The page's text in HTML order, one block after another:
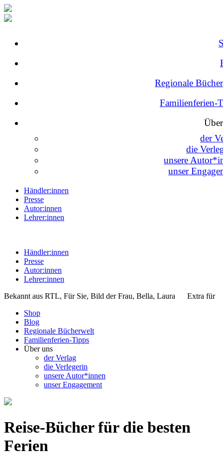
Regionale
Familienferien-
der
die
unsere
unser
Händler:innen
Presse
Autor:innen
Lehrer:innen
Händler:innen
Presse
Autor:innen
Lehrer:innen
Bekannt aus RTL, Für Sie, Bild der Frau, Bella, Laura Extra für
Shop
Blog
Regionale Bücherwelt
Familienferien-Tipps
Über uns
der Verlag
die Verlegerin
unsere Autor*innen
unser Engagement
Reise-Bücher für die besten
Ferien